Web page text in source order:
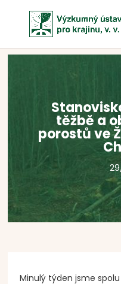
těžbě a
porostů ve
Minulý týden jsme